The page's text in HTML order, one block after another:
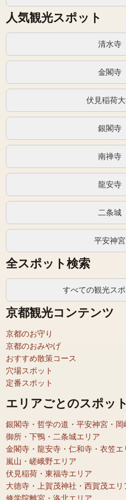
人気観光スポット
清水寺
金閣寺
伏見稲荷
銀閣寺
南禅寺
龍安寺
二条城
平安神宮
全スポット検索
すべての観光ス
京都観光コンテンツ
京都のお守り
京都のおみやげ
おすすめ散策コース
穴場スポット
定番スポット
エリアごとのスポット
銀閣寺・哲学の道・平安神宮・岡
御所・下鴨・二条城エリア
金閣寺・龍安寺・仁和寺・衣笠エ
嵐山・嵯峨野エリア
伏見稲荷・東福寺エリア
大徳寺・上賀茂神社・西賀茂エリ
修学院離宮・洛北エリア